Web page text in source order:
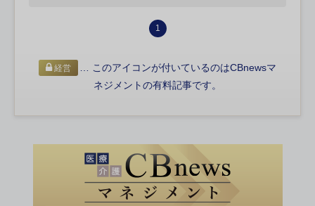
1
経営
… このアイコンが付いているのはCBnewsマ
ネジメントの有料記事です。